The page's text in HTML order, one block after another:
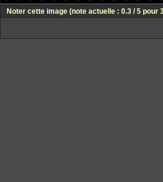
Noter cette image (note actuelle : 0.3 / 5 pour